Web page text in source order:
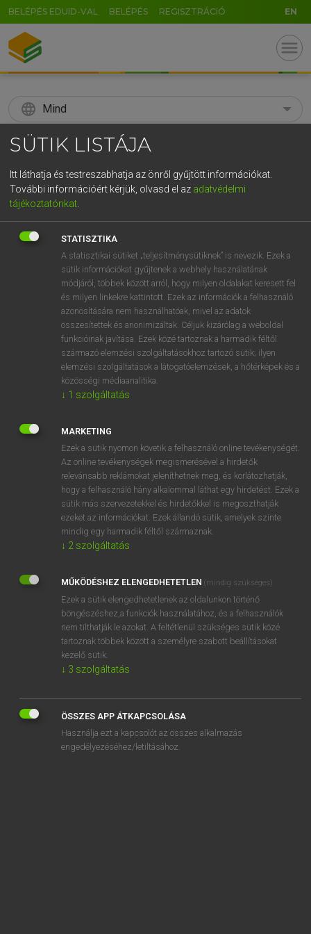
BELÉPÉS EDUID-VAL BELÉPÉS REGISZTRÁCIÓ EN
menu
language Mind
search
KERESÉS
Díjmentes angol szótár
agriculturalist fn mezőgazda
agronómus
mezőgazdasági szakember
⚲ agriculturalistkeresése szótárainkban
agresszivitás
agresszor
agribusiness
agricultural
agriculturalist
agriculturer
agrobiológia
SZOTAR.NET APPLIKÁCIÓ
MICROSOFT OFFICE BŐVÍTMÉNY
BEÉPÜLŐ SZÓTÁRMODUL
SÜTIK LISTÁJA
Itt láthatja és testreszabhatja az önről gyűjtött információkat.
További információért kérjük, olvasd el az adatvédelmi
tájékoztatónkat
STATISZTIKA
A statisztikai sütiket „teljesítménysütiknek” is nevezik. Ezek a
sütik információkat gyűjtenek a webhely használatának
módjáról, többek között arról, hogy milyen oldalakat keresett fel
és milyen linkekre kattintott. Ezek az információk a felhasználó
azonosítására nem használhatóak, mivel az adatok
összesítettek és anonimizáltak. Céljuk kizárólag a weboldal
funkcióinak javítása. Ezek közé tartoznak a harmadik féltől
származó elemzési szolgáltatásokhoz tartozó sütik; ilyen
elemzési szolgáltatások a látogatóelemzések, a hőtérképek és a
közösségi médiaanalitika.
↓ 1 szolgáltatás
MARKETING
Ezek a sütik nyomon követik a felhasználó online tevékenységét.
Az online tevékenységek megismerésével a hirdetők
relevánsabb reklámokat jeleníthetnek meg, és korlátozhatják,
hogy a felhasználó hány alkalommal láthat egy hirdetést. Ezek a
sütik más szervezetekkel és hirdetőkkel is megoszthatják
ezeket az információkat. Ezek állandó sütik, amelyek szinte
mindig egy harmadik féltől származnak.
↓ 2 szolgáltatás
MŰKÖDÉSHEZ ELENGEDHETETLEN (mindig szükséges)
Ezek a sütik elengedhetetlenek az oldalunkon történő
böngészéshez,a funkciók használatához, és a felhasználók
nem tilthatják le azokat. A feltétlenül szükséges sütik közé
tartoznak többek között a személyre szabott beállításokat
kezelő sütik.
↓ 3 szolgáltatás
ÖSSZES APP ÁTKAPCSOLÁSA
Használja ezt a kapcsolót az összes alkalmazás
engedélyezéséhez/letiltásához.
5 6 7 8 9 ö ü ó
r t z u i o p ő ú
j k
n m , . - AltGr